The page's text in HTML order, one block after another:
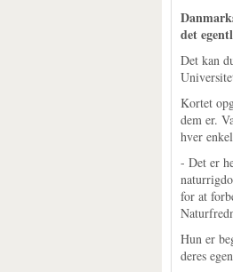
det
Det kan
Kortet
dem er.
hver
- Det er
for at
Hun er
deres